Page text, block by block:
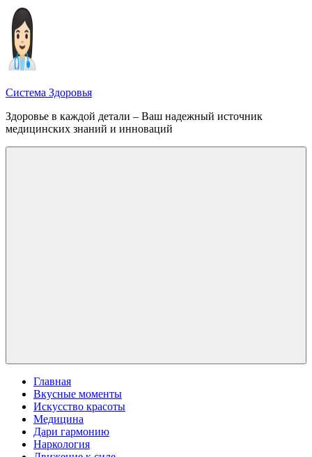
Перейти
содержимому
Система Здоровья
Здоровье в каждой детали – Ваш надежный источник
медицинских знаний и инноваций
Главная
Вкусные моменты
Искусство красоты
Медицина
Дари гармонию
Наркология